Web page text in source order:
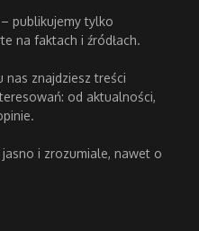
publikujemy tylko
na faktach i źródłach.
nas znajdziesz treści
od aktualności,
i zrozumiale, nawet o